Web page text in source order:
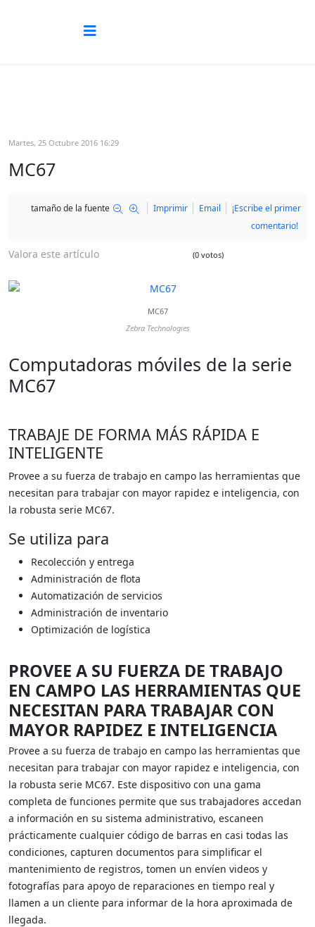
Martes, 25 Octubre 2016 16:29
MC67
tamaño de la fuente Imprimir Email
¡Escribe el primer
comentario!
Valora este artículo (0 votos)
MC67
Zebra Technologies
Computadoras móviles de la serie
MC67
TRABAJE DE FORMA MÁS RÁPIDA E
INTELIGENTE
Provee a su fuerza de trabajo en campo las herramientas que
necesitan para trabajar con mayor rapidez e inteligencia, con
la robusta serie MC67.
Se utiliza para
Recolección y entrega
Administración de flota
Automatización de servicios
Administración de inventario
Optimización de logística
PROVEE A SU FUERZA DE TRABAJO
EN CAMPO LAS HERRAMIENTAS QUE
NECESITAN PARA TRABAJAR CON
MAYOR RAPIDEZ E INTELIGENCIA
Provee a su fuerza de trabajo en campo las herramientas que
necesitan para trabajar con mayor rapidez e inteligencia, con
la robusta serie MC67. Este dispositivo con una gama
completa de funciones permite que sus trabajadores accedan
a información en su sistema administrativo, escaneen
prácticamente cualquier código de barras en casi todas las
condiciones, capturen documentos para simplificar el
mantenimiento de registros, tomen un envíen videos y
fotografías para apoyo de reparaciones en tiempo real y
llamen a un cliente para informar de la hora aproximada de
llegada.